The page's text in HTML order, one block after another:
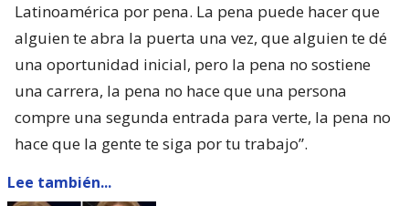
Latinoamérica por pena. La pena puede hacer que
alguien te abra la puerta una vez, que alguien te dé
una oportunidad inicial, pero la pena no sostiene
una carrera, la pena no hace que una persona
compre una segunda entrada para verte, la pena no
hace que la gente te siga por tu trabajo”.
Lee también...